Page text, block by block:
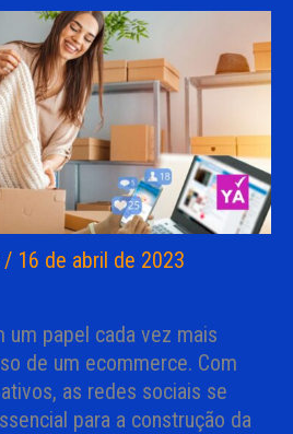
/ 16 de abril de 2023
papel cada vez mais
de um ecommerce. Com
as redes sociais se
para a construção da